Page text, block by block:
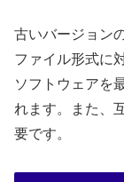
古いバージョン
ファイル形式に
ソフトウェアを
れます。また、
要です。